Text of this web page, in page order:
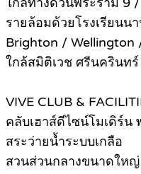
รายล้อมด้วยโรงเรียนน
Brighton / Wellington
ใกล้สมิติเวช ศรีนครินท
VIVE CLUB &
คลับเฮาส์ดีไซน์โมเดิร์น
สระว่ายน้ำระบบเกลือ
สวนส่วนกลางขนาดให